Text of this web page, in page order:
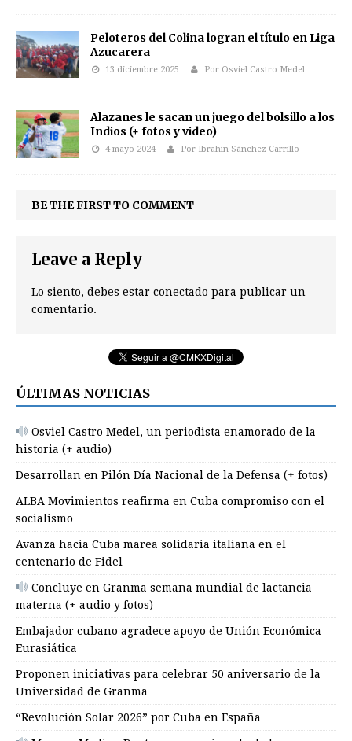
Peloteros del Colina logran el título en Liga
Azucarera
13 diciembre 2025 Por Osviel Castro Medel
Alazanes le sacan un juego del bolsillo a los
Indios (+ fotos y video)
4 mayo 2024 Por Ibrahín Sánchez Carrillo
BE THE FIRST TO COMMENT
Leave a Reply
Lo siento, debes estar conectado para publicar un
comentario.
ÚLTIMAS NOTICIAS
Osviel Castro Medel, un periodista enamorado de la
historia (+ audio)
Desarrollan en Pilón Día Nacional de la Defensa (+ fotos)
ALBA Movimientos reafirma en Cuba compromiso con el
socialismo
Avanza hacia Cuba marea solidaria italiana en el
centenario de Fidel
Concluye en Granma semana mundial de lactancia
materna (+ audio y fotos)
Embajador cubano agradece apoyo de Unión Económica
Eurasiática
Proponen iniciativas para celebrar 50 aniversario de la
Universidad de Granma
“Revolución Solar 2026” por Cuba en España